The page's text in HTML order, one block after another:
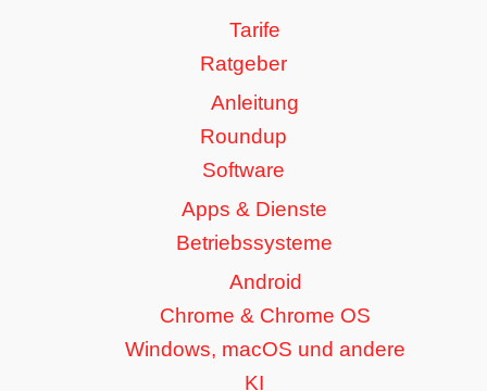
Tarife
Ratgeber
Anleitung
Roundup
Software
Apps & Dienste
Betriebssysteme
Android
Chrome & Chrome OS
Windows, macOS und andere
KI